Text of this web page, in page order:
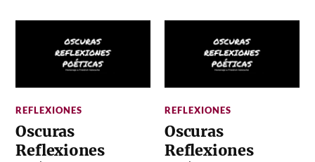
REFLEXIONES
Oscuras
Reflexiones
REFLEXIONES
Oscuras
Reflexiones